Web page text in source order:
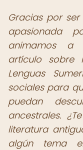
Gracias por
apasionada
animamos a
artículo sobre
Lenguas
sociales para
puedan
ancestrales.
literatura
algún tema